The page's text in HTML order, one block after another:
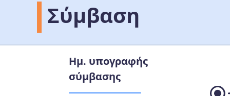
Σύμβαση
Ημ. υπογραφής
σύμβασης